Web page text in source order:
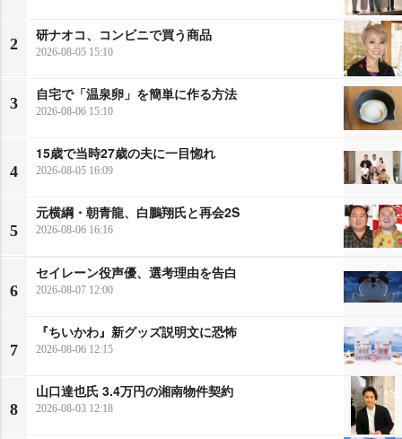
2
研ナオコ、コンビニで買う商品
2026-08-05 15:10
3
自宅で「温泉卵」を簡単に作る方法
2026-08-06 15:10
4
15歳で当時27歳の夫に一目惚れ
2026-08-05 16:09
5
元横綱・朝青龍、白鵬翔氏と再会2S
2026-08-06 16:16
6
セイレーン役声優、選考理由を告白
2026-08-07 12:00
7
『ちいかわ』新グッズ説明文に恐怖
2026-08-06 12:15
8
山口達也氏 3.4万円の湘南物件契約
2026-08-03 12:18